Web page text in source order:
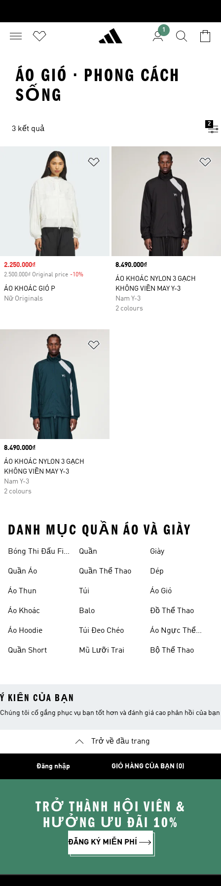
1
ÁO GIÓ · PHONG CÁCH
SỐNG
3 kết quả
2
Sale price
2.250.000₫
2.500.000₫ Original price -10%
ÁO KHOÁC GIÓ P
Nữ Originals
Price
8.490.000₫
ÁO KHOÁC NYLON 3 GẠCH
KHÔNG VIỀN MAY Y-3
Nam Y-3
2 colours
Price
8.490.000₫
ÁO KHOÁC NYLON 3 GẠCH
KHÔNG VIỀN MAY Y-3
Nam Y-3
2 colours
DANH MỤC QUẦN ÁO VÀ GIÀY
Bóng Thi Đấu Fifa
Quần Áo
Áo Thun
Áo Khoác
Áo Hoodie
Quần Short
Quần
Quần Thể Thao
Túi
Balo
Túi Đeo Chéo
Mũ Lưỡi Trai
Giày
Dép
Áo Gió
Đồ Thể Thao
Áo Ngực Thể
Bộ Thể Thao
Ý KIẾN CỦA BẠN
Chúng tôi cố gắng phục vụ bạn tốt hơn và đánh giá cao phản hồi của bạn
Trở về đầu trang
Đăng nhập GIỎ HÀNG CỦA BẠN (0)
TRỞ THÀNH HỘI VIÊN &
HƯỞNG ƯU ĐÃI 10%
ĐĂNG KÝ MIỄN PHÍ